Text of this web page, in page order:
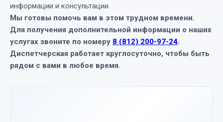
информации и консультации.
Мы готовы помочь вам в этом трудном времени.
Для получения дополнительной информации о наших
услугах звоните по номеру 8 (812) 200-97-24.
Диспетчерская работает круглосуточно, чтобы быть
рядом с вами в любое время.